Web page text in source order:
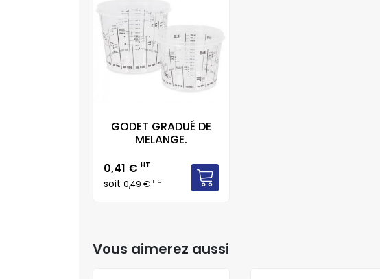
GODET GRADUÉ DE
MELANGE.
Prix
0,41 € HT
soit 0,49 €TTC
Vous aimerez aussi